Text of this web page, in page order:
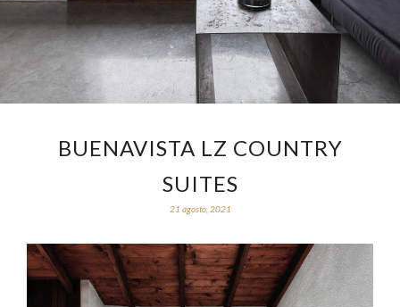
BUENAVISTA LZ COUNTRY
SUITES
21 agosto, 2021